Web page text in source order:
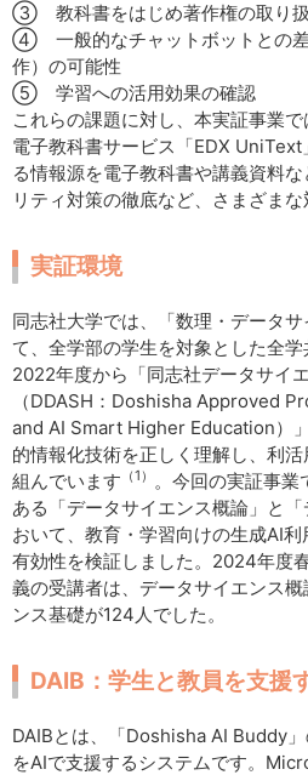
③ 教科書をはじめ著作権の取り扱
④ 一般的なチャットボットとの差
作）の可能性
⑤ 学習への活用効果の確認
これらの課題に対し、本実証事業
電子教科書サービス「EDX
る情報源を電子教科書や講義資料
リティ対策の徹底など、さまざまな
実証環境
同志社大学では、「数理・データ
て、全学部の学生を対象とした全
2022年度から「同志社データサイ
（DDASH：Doshisha Approved
and AI Smart Higher Education）
的情報化技術を正しく理解し、利
組んでいます （1） 。今回の実証事業
ある「データサイエンス概論」と
おいて、教育・学習向けの生成AI
有効性を検証しました。2024年度
義の受講者は、データサイエンス
ンス基礎が124人でした。
DAIB：学生と教員を支援
DAIBとは、「Doshisha AI Buddy
をAIで支援するシステムです。